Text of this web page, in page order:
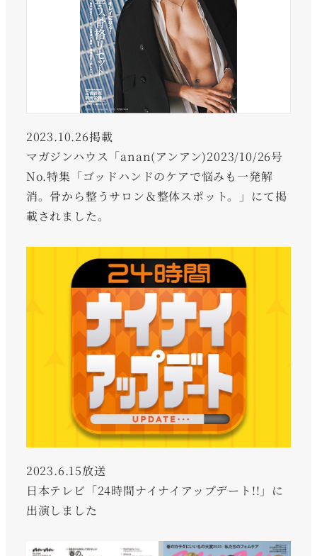
2023.10.26掲載
マガジンハウス「anan(アンアン)2023/10/26号
No.特集「ゴッドハンドのケアで悩みも一発解
消。骨から整うサロン＆整体スポット。」にて掲
載されました。
2023.6.15放送
日本テレビ「24時間ナイナイアップデート!!」に
出演しました